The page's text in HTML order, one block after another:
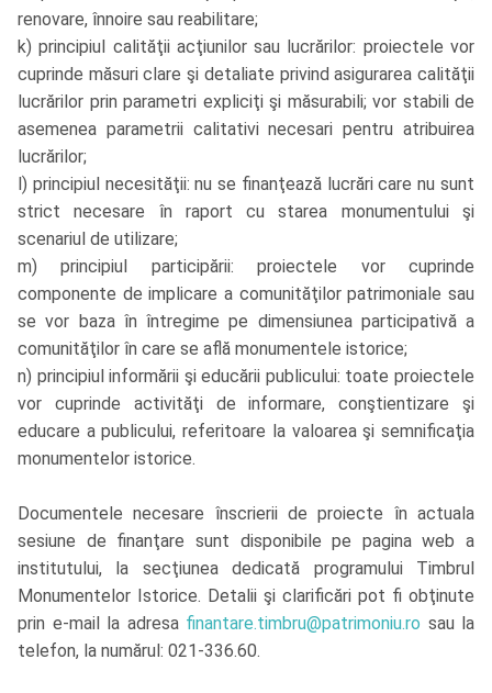
renovare, înnoire sau reabilitare;
k) principiul calităţii acţiunilor sau lucrărilor: proiectele vor
cuprinde măsuri clare şi detaliate privind asigurarea calităţii
lucrărilor prin parametri expliciţi şi măsurabili; vor stabili de
asemenea parametrii calitativi necesari pentru atribuirea
lucrărilor;
l) principiul necesităţii: nu se finanţează lucrări care nu sunt
strict necesare în raport cu starea monumentului şi
scenariul de utilizare;
m) principiul participării: proiectele vor cuprinde
componente de implicare a comunităţilor patrimoniale sau
se vor baza în întregime pe dimensiunea participativă a
comunităţilor în care se află monumentele istorice;
n) principiul informării şi educării publicului: toate proiectele
vor cuprinde activităţi de informare, conştientizare şi
educare a publicului, referitoare la valoarea şi semnificaţia
monumentelor istorice.
Documentele necesare înscrierii de proiecte în actuala
sesiune de finanţare sunt disponibile pe pagina web a
institutului, la secţiunea dedicată programului Timbrul
Monumentelor Istorice. Detalii şi clarificări pot fi obţinute
prin e-mail la adresa finantare.timbru@patrimoniu.ro sau la
telefon, la numărul: 021-336.60.